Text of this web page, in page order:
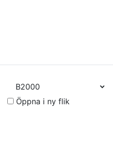
Öppna i ny flik